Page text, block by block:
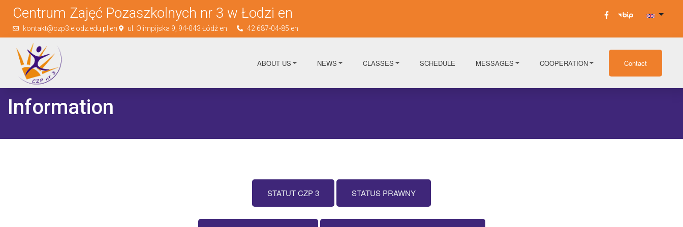
Centrum Zajęć Pozaszkolnych nr 3 w Łodzi en
kontakt@czp3.elodz.edu.pl en ul. Olimpijska 9, 94-043 Łódź en 42 687-04-85 en
ABOUT US NEWS CLASSES SCHEDULE MESSAGES COOPERATION Contact
Information
STATUT CZP 3 STATUS PRAWNY